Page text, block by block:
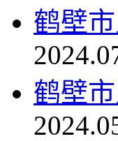
鹤壁
鹤壁